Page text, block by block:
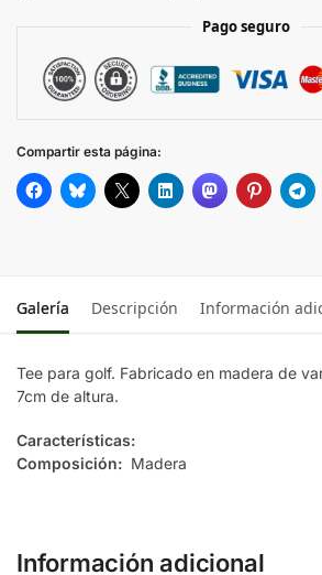
Pago seguro
Compartir esta página:
Galería Descripción Información
Tee para golf. Fabricado en madera de
7cm de altura.
Características:
Composición: Madera
Información adicional